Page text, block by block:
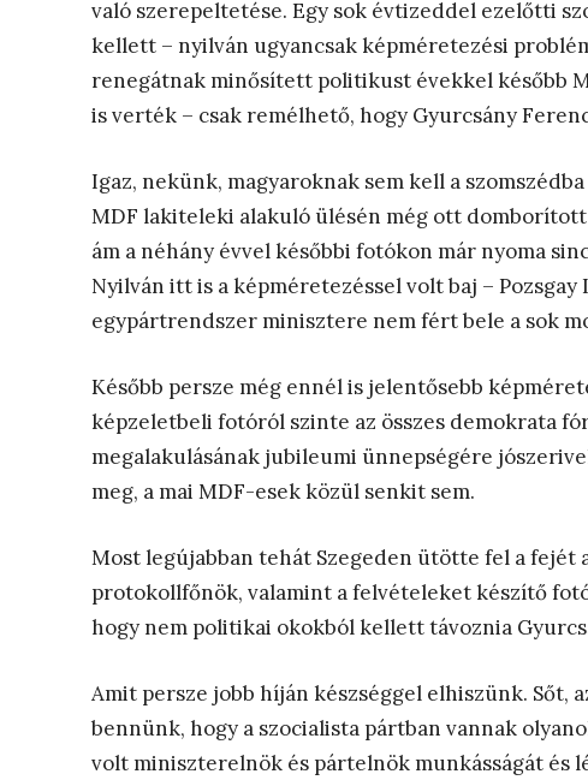
való szerepeltetése. Egy sok évtizeddel ezelőtti
kellett – nyilván ugyancsak képméretezési
renegátnak minősített politikust évekkel később
is verték – csak remélhető, hogy Gyurcsány
Igaz, nekünk, magyaroknak sem kell a
MDF lakiteleki alakuló ülésén még ott
ám a néhány évvel későbbi fotókon már nyoma
Nyilván itt is a képméretezéssel volt baj –
egypártrendszer minisztere nem fért bele a sok
Később persze még ennél is jelentősebb
képzeletbeli fotóról szinte az összes demokrata
megalakulásának jubileumi ünnepségére
meg, a mai MDF-esek közül senkit sem.
Most legújabban tehát Szegeden ütötte fel a
protokollfőnök, valamint a felvételeket készítő
hogy nem politikai okokból kellett távoznia
Amit persze jobb híján készséggel elhiszünk. Sőt,
bennünk, hogy a szocialista pártban vannak
volt miniszterelnök és pártelnök munkásságát és